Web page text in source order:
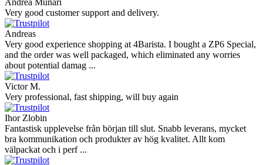
Andrea Munari
Very good customer support and delivery.
Andreas
Very good experience shopping at 4Barista. I bought a ZP6 Special,
and the order was well packaged, which eliminated any worries
about potential damag ...
Victor M.
Very professional, fast shipping, will buy again
Ihor Zlobin
Fantastisk upplevelse från början till slut. Snabb leverans, mycket
bra kommunikation och produkter av hög kvalitet. Allt kom
välpackat och i perf ...